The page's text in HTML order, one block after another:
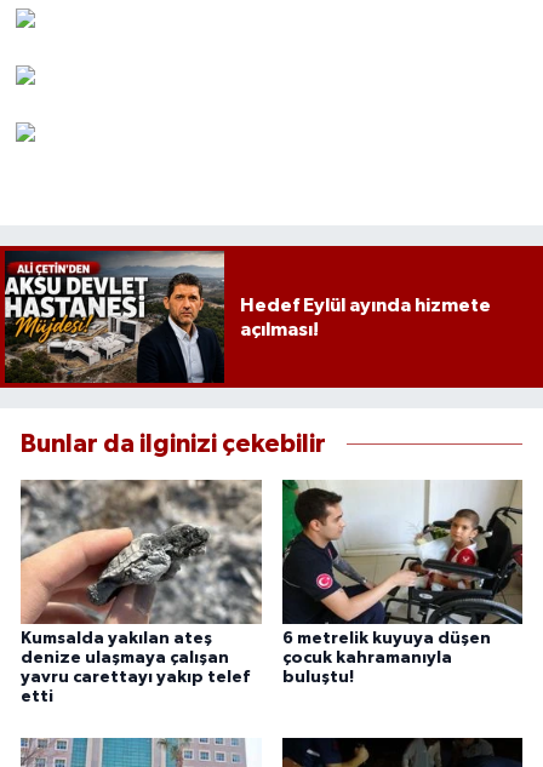
Hedef Eylül ayında hizmete
açılması!
Bunlar da ilginizi çekebilir
Kumsalda yakılan ateş
denize ulaşmaya çalışan
yavru carettayı yakıp telef
etti
6 metrelik kuyuya düşen
çocuk kahramanıyla
buluştu!